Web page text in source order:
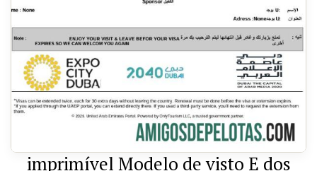
imprimível Modelo de visto E dos